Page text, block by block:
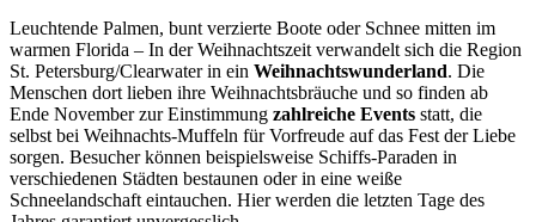
Leuchtende Palmen, bunt verzierte Boote oder Schnee mitten im
warmen Florida – In der Weihnachtszeit verwandelt sich die Region
St. Petersburg/Clearwater in ein Weihnachtswunderland. Die
Menschen dort lieben ihre Weihnachtsbräuche und so finden ab
Ende November zur Einstimmung zahlreiche Events statt, die
selbst bei Weihnachts-Muffeln für Vorfreude auf das Fest der Liebe
sorgen. Besucher können beispielsweise Schiffs-Paraden in
verschiedenen Städten bestaunen oder in eine weiße
Schneelandschaft eintauchen. Hier werden die letzten Tage des